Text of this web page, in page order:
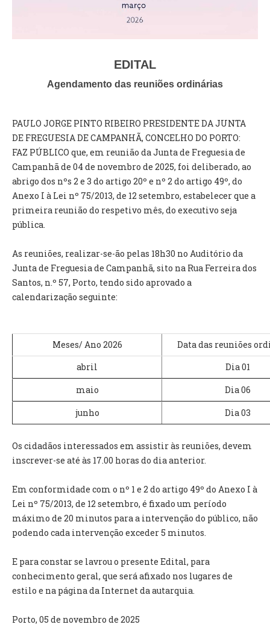
ASSEMBLEIA DE FREGUESIA
GRAVAÇÕES DAS REUNIÕES PÚBLICAS DO EXECUTIVO
DOCUMENTOS
ATAS E DOCUMENTOS DA ASSEMBLEIA
EDITAIS
REGULAMENTOS E TAXAS
RELATÓRIO E CONTAS
INVENTÁRIO
RECRUTAMENTO PESSOAL
CÓDIGO DE CONDUTA
SUBVENÇÕES PÚBLICAS
GERAIS
CANÍDEOS
CEMITÉRIO
ATESTADOS
VENDA AMBULANTE
EMPREGO (GIP)
O GABINETE
APOIO AOS DESEMPREGADOS
APOIO ÀS EMPRESAS
CONTACTO E HORÁRIO GIP
EDITAL
Agendamento das reuniões ordinárias
PAULO JORGE PINTO RIBEIRO PRESIDENTE DA JUNTA
DE FREGUESIA DE CAMPANHÃ, CONCELHO DO PORTO:
FAZ PÚBLICO que, em reunião da Junta de Freguesia de
Campanhã de 04 de novembro de 2025, foi deliberado, ao
abrigo dos nºs 2 e 3 do artigo 20º e nº 2 do artigo 49º, do
Anexo I à Lei nº 75/2013, de 12 setembro, estabelecer que a
primeira reunião do respetivo mês, do executivo seja
pública.
As reuniões, realizar-se-ão pelas 18h30 no Auditório da
Junta de Freguesia de Campanhã, sito na Rua Ferreira dos
Santos, n.º 57, Porto, tendo sido aprovado a
calendarização seguinte:
Meses/ Ano 2026
Data das reuniões
abril
Dia 01
maio
Dia 06
junho
Dia 03
Os cidadãos interessados em assistir às reuniões, devem
inscrever-se até às 17.00 horas do dia anterior.
Em conformidade com o nº 1 e 2 do artigo 49º do Anexo I à
Lei nº 75/2013, de 12 setembro, é fixado um período
máximo de 20 minutos para a intervenção do público, não
podendo cada intervenção exceder 5 minutos.
E para constar se lavrou o presente Edital, para
conhecimento geral, que será afixado nos lugares de
estilo e na página da Internet da autarquia.
Porto, 05 de novembro de 2025